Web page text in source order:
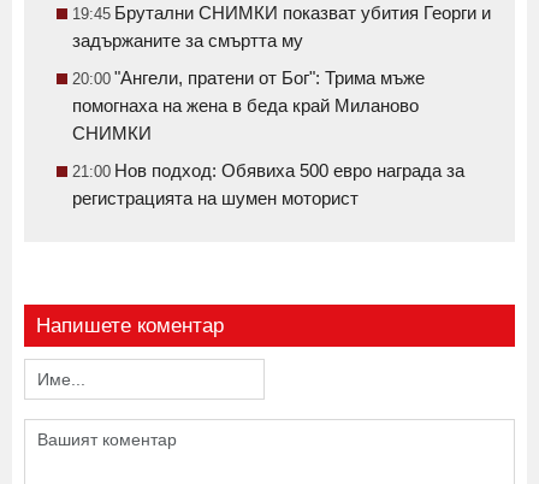
19:45 Брутални СНИМКИ показват убития Георги и
задържаните за смъртта му
20:00 "Ангели, пратени от Бог": Трима мъже
помогнаха на жена в беда край Миланово
СНИМКИ
21:00 Нов подход: Обявиха 500 евро награда за
регистрацията на шумен моторист
Напишете коментар